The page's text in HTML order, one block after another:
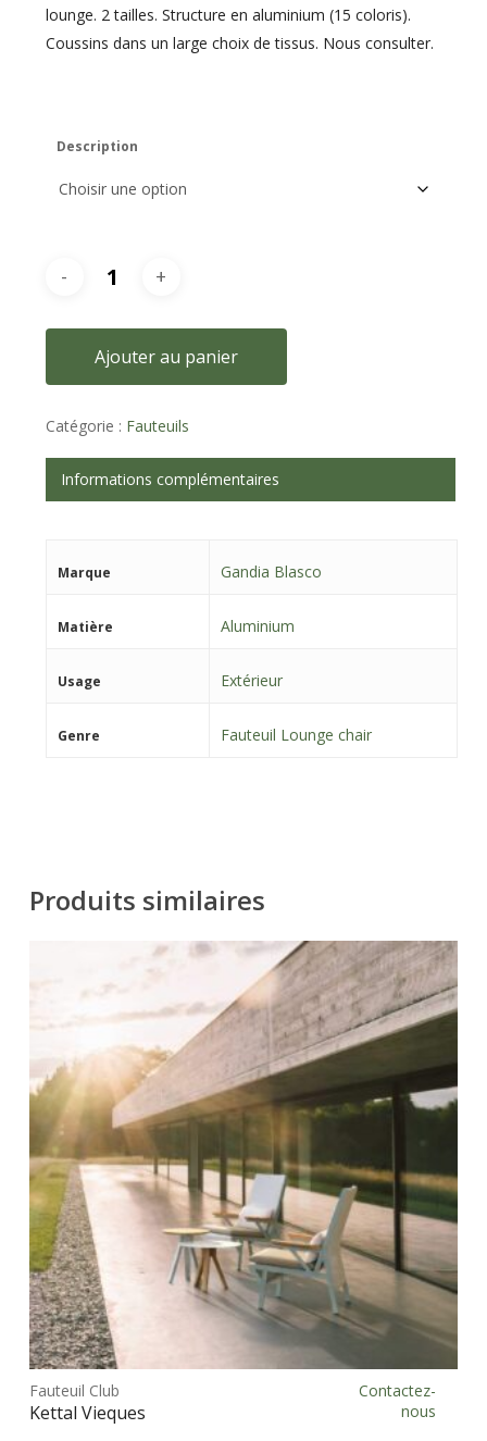
lounge. 2 tailles. Structure en aluminium (15 coloris).
Coussins dans un large choix de tissus. Nous consulter.
Description
Ajouter au panier
Catégorie : Fauteuils
Informations complémentaires
Marque Gandia Blasco
Matière Aluminium
Usage Extérieur
Genre Fauteuil Lounge chair
Produits similaires
Fauteuil Club
Kettal Vieques
Contactez-
nous